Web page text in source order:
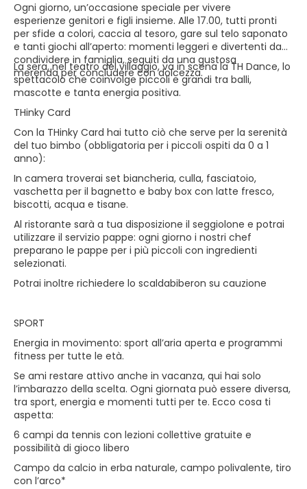
Ogni giorno, un’occasione speciale per vivere
esperienze genitori e figli insieme. Alle 17.00, tutti pronti
per sfide a colori, caccia al tesoro, gare sul telo saponato
e tanti giochi all’aperto: momenti leggeri e divertenti da
condividere in famiglia, seguiti da una gustosa
merenda per concludere con dolcezza.
La sera, nel teatro del villaggio, va in scena la TH Dance, lo
spettacolo che coinvolge piccoli e grandi tra balli,
mascotte e tanta energia positiva.
THinky Card
Con la THinky Card hai tutto ciò che serve per la serenità
del tuo bimbo (obbligatoria per i piccoli ospiti da 0 a 1
anno):
In camera troverai set biancheria, culla, fasciatoio,
vaschetta per il bagnetto e baby box con latte fresco,
biscotti, acqua e tisane.
Al ristorante sarà a tua disposizione il seggiolone e potrai
utilizzare il servizio pappe: ogni giorno i nostri chef
preparano le pappe per i più piccoli con ingredienti
selezionati.
Potrai inoltre richiedere lo scaldabiberon su cauzione
SPORT
Energia in movimento: sport all’aria aperta e programmi
fitness per tutte le età.
Se ami restare attivo anche in vacanza, qui hai solo
l’imbarazzo della scelta. Ogni giornata può essere diversa,
tra sport, energia e momenti tutti per te. Ecco cosa ti
aspetta:
6 campi da tennis con lezioni collettive gratuite e
possibilità di gioco libero
Campo da calcio in erba naturale, campo polivalente, tiro
con l’arco*